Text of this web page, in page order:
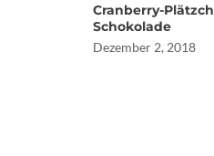
Cranberry-
Schokolade
Dezember 2, 2018